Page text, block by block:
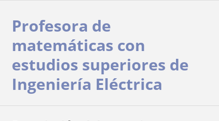
Profesora de
matemáticas con
estudios superiores de
Ingeniería Eléctrica